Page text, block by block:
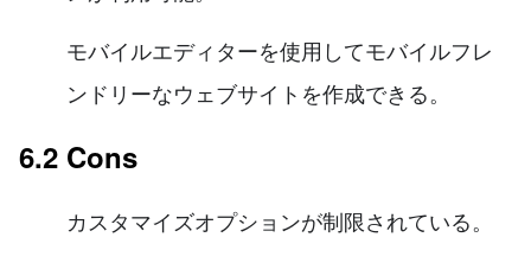
モバイルエディターを使用してモバイルフレ
ンドリーなウェブサイトを作成できる。
6.2 Cons
カスタマイズオプションが制限されている。